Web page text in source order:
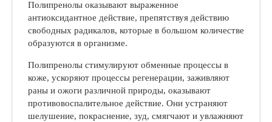
Полипренолы оказывают выраженное
антиоксидантное действие, препятствуя действию
свободных радикалов, которые в большом количестве
образуются в организме.
Полипренолы стимулируют обменные процессы в
коже, ускоряют процессы регенерации, заживляют
раны и ожоги различной природы, оказывают
противовоспалительное действие. Они устраняют
шелушение, покраснение, зуд, смягчают и увлажняют